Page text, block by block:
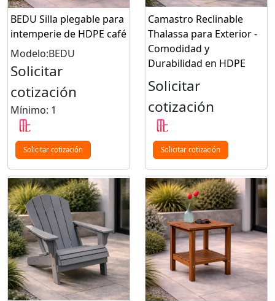
BEDU Silla plegable para
intemperie de HDPE café
Modelo:BEDU
Solicitar
cotización
Mínimo: 1
Solicitar cotización
Camastro Reclinable
Thalassa para Exterior -
Comodidad y
Durabilidad en HDPE
Solicitar
cotización
Solicitar cotización